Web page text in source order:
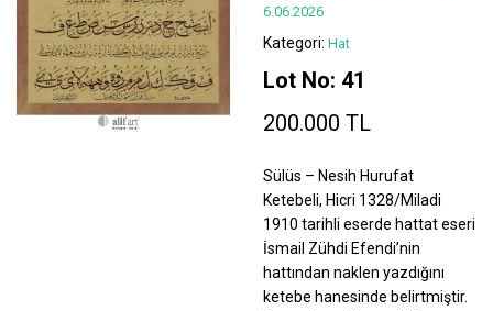
6.06.2026
Kategori: Hat
Lot No: 41
200.000 TL
Sülüs – Nesih Hurufat
Ketebeli, Hicri 1328/Miladi
1910 tarihli eserde hattat eseri
İsmail Zühdi Efendi’nin
hattından naklen yazdığını
ketebe hanesinde belirtmiştir.